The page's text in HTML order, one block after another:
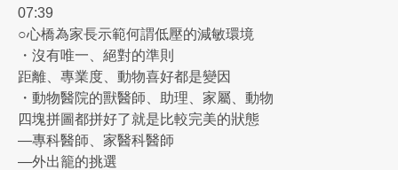
07:39
○心橋為家長示範何謂低壓的減敏環境
・沒有唯一、絕對的準則
距離、專業度、動物喜好都是變因
・動物醫院的獸醫師、助理、家屬、動物
四塊拼圖都拼好了就是比較完美的狀態
—專科醫師、家醫科醫師
—外出籠的挑選